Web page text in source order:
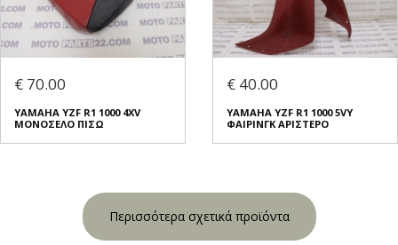
€ 70.00
YAMAHA YZF R1 1000 4XV
ΜΟΝΟΣΕΛΟ ΠΙΣΩ
€ 40.00
YAMAHA YZF R1 1000 5VY
ΦΑΙΡΙΝΓΚ ΑΡΙΣΤΕΡΟ
Περισσότερα σχετικά προϊόντα